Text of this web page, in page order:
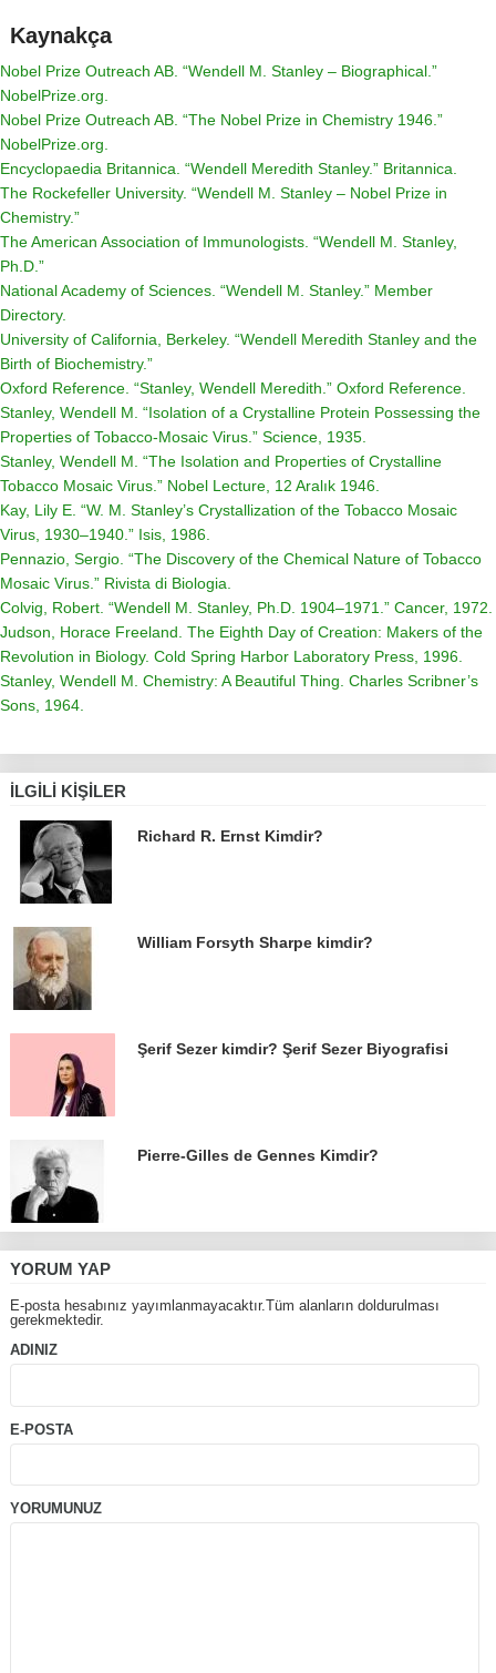
Kaynakça
Nobel Prize Outreach AB. “Wendell M. Stanley – Biographical.”
NobelPrize.org
Nobel Prize Outreach AB. “The Nobel Prize in Chemistry 1946.”
NobelPrize.org
Encyclopaedia Britannica. “Wendell Meredith Stanley.” Britannica
The Rockefeller University. “Wendell M. Stanley – Nobel Prize in
Chemistry.”
The American Association of Immunologists. “Wendell M. Stanley,
Ph.D.”
National Academy of Sciences. “Wendell M. Stanley.” Member
Directory.
University of California, Berkeley. “Wendell Meredith Stanley and the
Birth of Biochemistry.”
Oxford Reference. “Stanley, Wendell Meredith.” Oxford Reference
Stanley, Wendell M. “Isolation of a Crystalline Protein Possessing the
Properties of Tobacco-Mosaic Virus.” Science , 1935.
Stanley, Wendell M. “The Isolation and Properties of Crystalline
Tobacco Mosaic Virus.” Nobel Lecture , 12 Aralık 1946.
Kay, Lily E. “W. M. Stanley’s Crystallization of the Tobacco Mosaic
Virus, 1930–1940.” Isis , 1986.
Pennazio, Sergio. “The Discovery of the Chemical Nature of Tobacco
Mosaic Virus.” Rivista di Biologia
Colvig, Robert. “Wendell M. Stanley, Ph.D. 1904–1971.” Cancer, 1972.
Judson, Horace Freeland. The Eighth Day of Creation: Makers of the
Revolution in Biology. Cold Spring Harbor Laboratory Press, 1996.
Stanley, Wendell M. Chemistry: A Beautiful Thing . Charles Scribner’s
Sons, 1964.
İLGILI KIŞILER
Richard R. Ernst Kimdir?
William Forsyth Sharpe kimdir?
Şerif Sezer kimdir? Şerif Sezer Biyografisi
Pierre-Gilles de Gennes Kimdir?
YORUM YAP
E-posta hesabınız yayımlanmayacaktır.Tüm alanların doldurulması
gerekmektedir.
ADINIZ
E-POSTA
YORUMUNUZ